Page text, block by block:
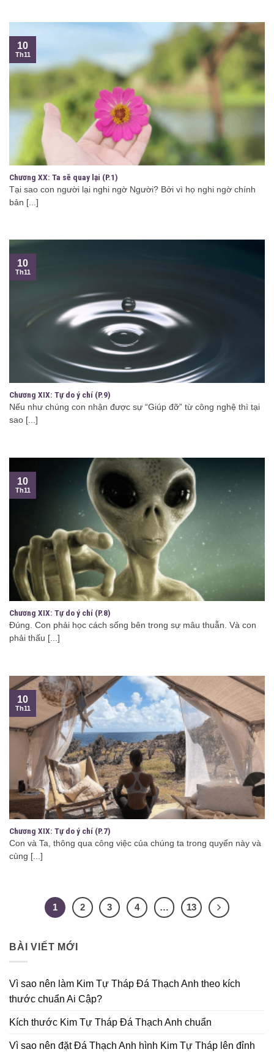
Chương XX: Ta sẽ quay lại (P.1)
Tại sao con người lại nghi ngờ Người? Bởi vì họ nghi ngờ chính
bản [...]
10
Th11
Chương XIX: Tự do ý chí (P.9)
Nếu như chúng con nhận được sự “Giúp đỡ” từ công nghệ thì tại
sao [...]
10
Th11
Chương XIX: Tự do ý chí (P.8)
Đúng. Con phải học cách sống bên trong sự mâu thuẫn. Và con
phải thấu [...]
10
Th11
Chương XIX: Tự do ý chí (P.7)
Con và Ta, thông qua công việc của chúng ta trong quyển này và
cùng [...]
10
Th11
1 2 3 4 … 13
BÀI VIẾT MỚI
Vì sao nên làm Kim Tự Tháp Đá Thạch Anh theo kích
thước chuẩn Ai Cập?
Kích thước Kim Tự Tháp Đá Thạch Anh chuẩn
Vì sao nên đặt Đá Thạch Anh hình Kim Tự Tháp lên đỉnh